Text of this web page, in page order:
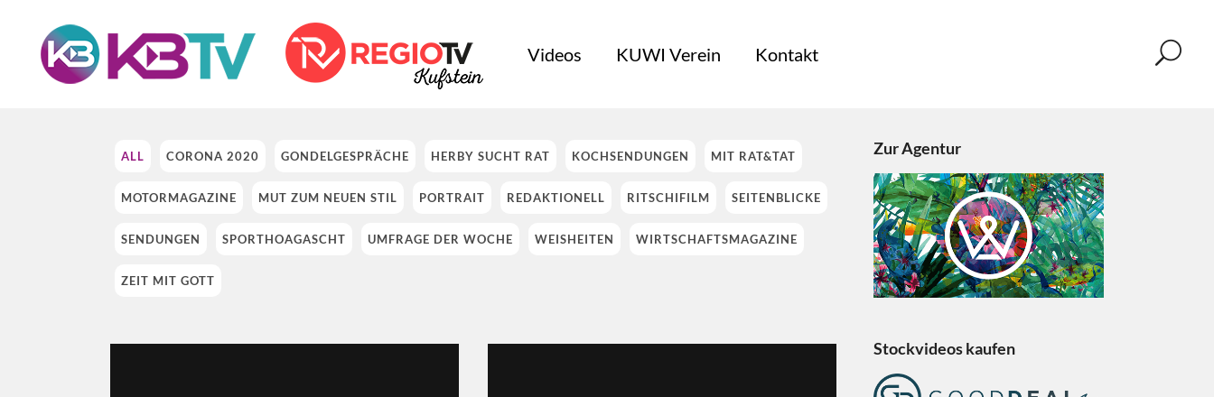
Videos KUWI Verein Kontakt
ALL CORONA 2020 GONDELGESPRÄCHE HERBY SUCHT RAT KOCHSENDUNGEN MIT RAT&TAT
MOTORMAGAZINE MUT ZUM NEUEN STIL PORTRAIT REDAKTIONELL RITSCHIFILM SEITENBLICKE
SENDUNGEN SPORTHOAGASCHT UMFRAGE DER WOCHE WEISHEITEN WIRTSCHAFTSMAGAZINE
ZEIT MIT GOTT
Zur Agentur
Stockvideos kaufen